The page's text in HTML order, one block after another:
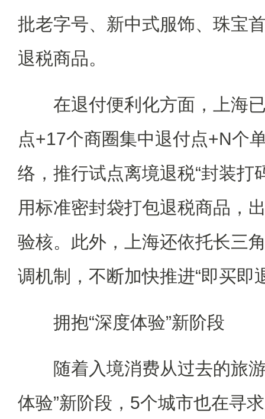
批老字号、新中式服饰、珠宝
退税商品。
在退付便利化方面，上海已
点+17个商圈集中退付点+N个
络，推行试点离境退税“封装打
用标准密封袋打包退税商品，
验核。此外，上海还依托长三
调机制，不断加快推进“即买即
拥抱“深度体验”新阶段
随着入境消费从过去的旅游
体验”新阶段，5个城市也在寻